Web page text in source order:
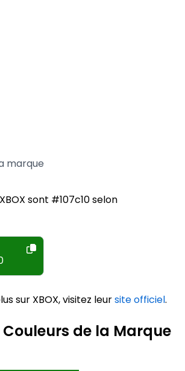
marque
sont #107c10 selon
sur XBOX, visitez leursite officiel.
de la Marque